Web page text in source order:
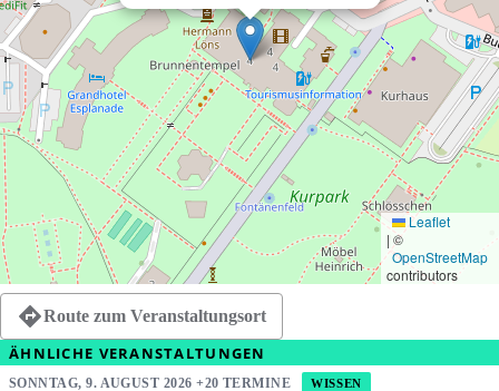
Leaflet
| ©
OpenStreetMap
contributors
Route zum Veranstaltungsort
ÄHNLICHE VERANSTALTUNGEN
SONNTAG, 9. AUGUST 2026 +20 TERMINE WISSEN